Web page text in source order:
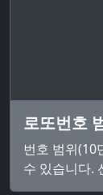
로또번호
번호 범위(10
수 있습니다.